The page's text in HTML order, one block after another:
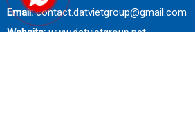
Email:contact.datvietgroup@gmail.com
Website:www.datvietgroup.net